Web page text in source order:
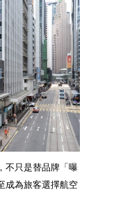
不只是替品牌「曝
成為旅客選擇航空